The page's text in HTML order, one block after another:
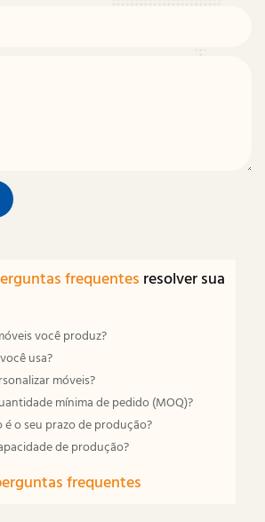
frequentes resolver sua
você produz?
usa?
móveis?
mínima de pedido (MOQ)?
o seu prazo de produção?
de produção?
frequentes